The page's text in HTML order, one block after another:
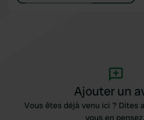
Ajouter un
Vous êtes déjà venu ici ? Dites
vous en pensez.